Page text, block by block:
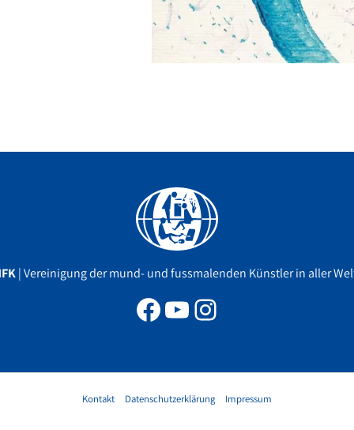
| Vereinigung der mund- und fussmalenden Künstler in aller
Facebook
YouTube
Instagram
Kontakt Datenschutzerklärung Impressum